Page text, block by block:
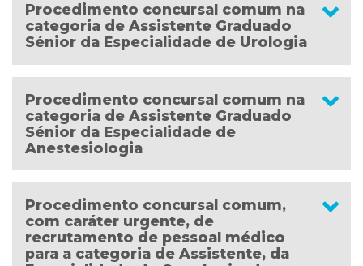
Procedimento concursal comum na
categoria de Assistente Graduado
Sénior da Especialidade de Urologia
Procedimento concursal comum na
categoria de Assistente Graduado
Sénior da Especialidade de
Anestesiologia
Procedimento concursal comum,
com caráter urgente, de
recrutamento de pessoal médico
para a categoria de Assistente, da